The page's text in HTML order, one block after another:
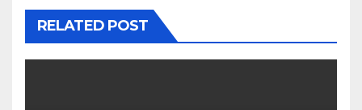
RELATED POST